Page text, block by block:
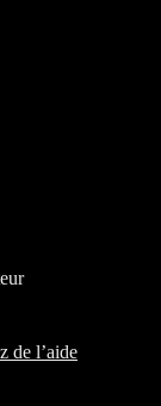
de l’aide